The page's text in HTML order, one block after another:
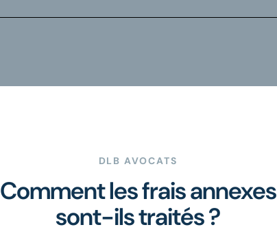
DLB AVOCATS
Comment les frais annexes
sont-ils traités ?